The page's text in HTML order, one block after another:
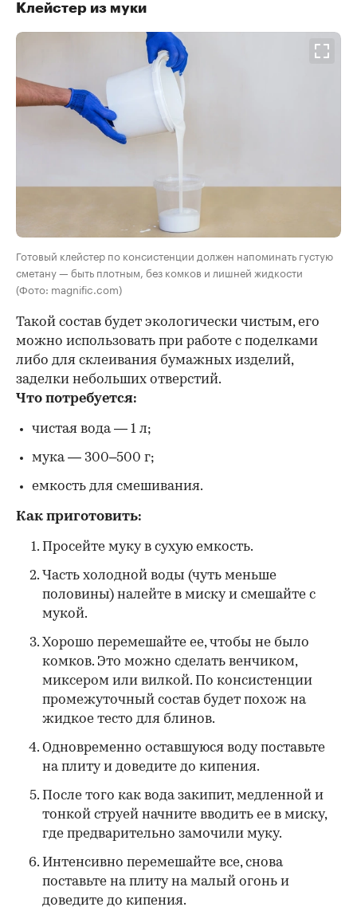
Клейстер из муки
Готовый клейстер по консистенции должен напоминать густую
сметану — быть плотным, без комков и лишней жидкости
(Фото: magnific.com)
Такой состав будет экологически чистым, его
можно использовать при работе с поделками
либо для склеивания бумажных изделий,
заделки небольших отверстий.
Что потребуется:
чистая вода — 1 л;
мука — 300–500 г;
емкость для смешивания.
Как приготовить:
Просейте муку в сухую емкость.
Часть холодной воды (чуть меньше
половины) налейте в миску и смешайте с
мукой.
Хорошо перемешайте ее, чтобы не было
комков. Это можно сделать венчиком,
миксером или вилкой. По консистенции
промежуточный состав будет похож на
жидкое тесто для блинов.
Одновременно оставшуюся воду поставьте
на плиту и доведите до кипения.
После того как вода закипит, медленной и
тонкой струей начните вводить ее в миску,
где предварительно замочили муку.
Интенсивно перемешайте все, снова
поставьте на плиту на малый огонь и
доведите до кипения.